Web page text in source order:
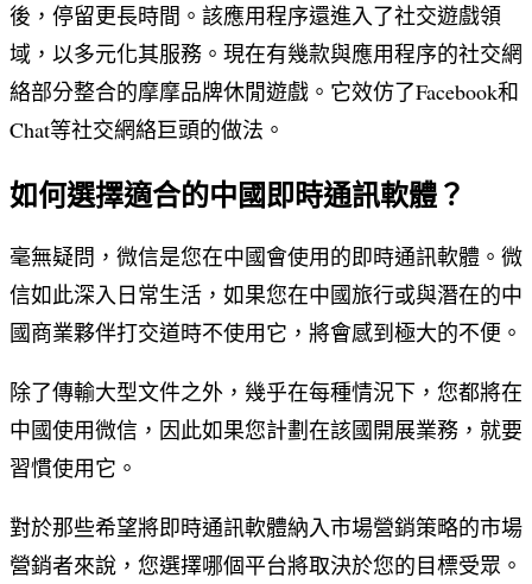
後，停留更長時間。該應用程序還進入了社交遊戲領
域，以多元化其服務。現在有幾款與應用程序的社交網
絡部分整合的摩摩品牌休閒遊戲。它效仿了Facebook和
Chat等社交網絡巨頭的做法。
如何選擇適合的中國即時通訊軟體？
毫無疑問，微信是您在中國會使用的即時通訊軟體。微
信如此深入日常生活，如果您在中國旅行或與潛在的中
國商業夥伴打交道時不使用它，將會感到極大的不便。
除了傳輸大型文件之外，幾乎在每種情況下，您都將在
中國使用微信，因此如果您計劃在該國開展業務，就要
習慣使用它。
對於那些希望將即時通訊軟體納入市場營銷策略的市場
營銷者來說，您選擇哪個平台將取決於您的目標受眾。